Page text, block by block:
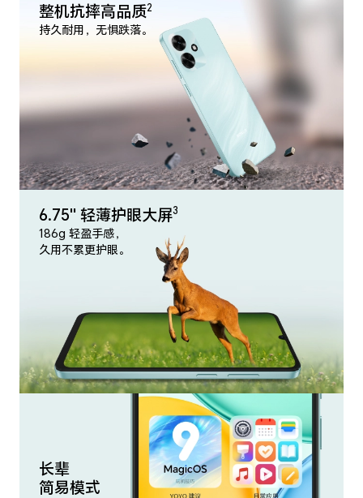
整机抗摔高品质2
持久耐用，无惧跌落。
6.75'' 轻薄护眼大屏3
186g 轻盈手感，
久用不累更护眼。
长辈
简易模式